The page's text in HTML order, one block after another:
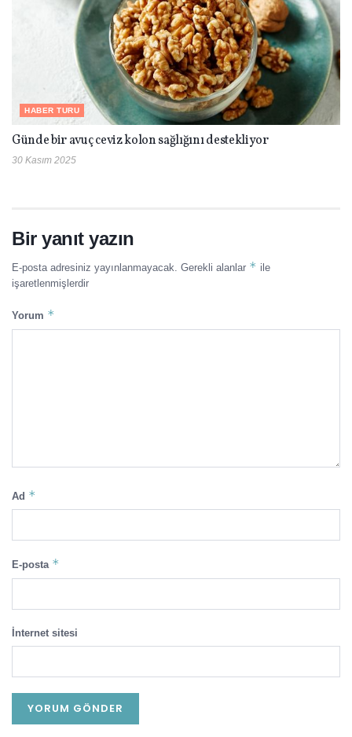
HABER TURU
Günde bir avuç ceviz kolon sağlığını destekliyor
30 Kasım 2025
Bir yanıt yazın
E-posta adresiniz yayınlanmayacak. Gerekli alanlar * ile
işaretlenmişlerdir
Yorum *
Ad *
E-posta *
İnternet sitesi